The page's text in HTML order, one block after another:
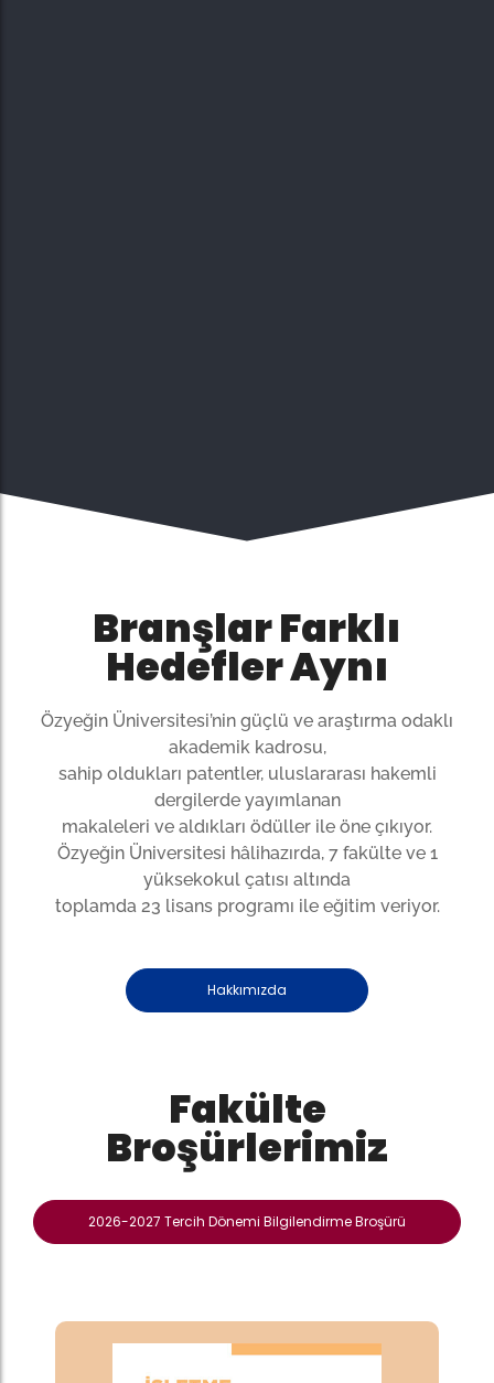
Branşlar Farklı
Hedefler Aynı
Özyeğin Üniversitesi’nin güçlü ve araştırma odaklı
akademik kadrosu,
sahip oldukları patentler, uluslararası hakemli
dergilerde yayımlanan
makaleleri ve aldıkları ödüller ile öne çıkıyor.
Özyeğin Üniversitesi hâlihazırda, 7 fakülte ve 1
yüksekokul çatısı altında
toplamda 23 lisans programı ile eğitim veriyor.
Hakkımızda
Fakülte
Broşürlerimiz
2026-2027 Tercih Dönemi Bilgilendirme Broşürü